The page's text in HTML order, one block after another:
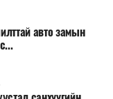
авто замын